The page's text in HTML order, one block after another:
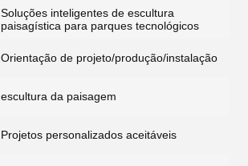
Soluções inteligentes de escultura
paisagística para parques tecnológicos
Orientação de projeto/produção/instalação
escultura da paisagem
Projetos personalizados aceitáveis